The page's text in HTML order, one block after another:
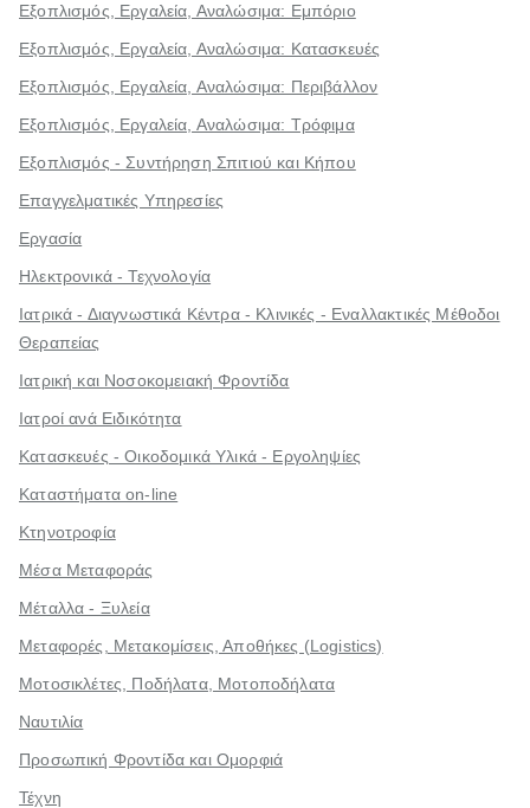
Εξοπλισμός, Εργαλεία, Αναλώσιμα: Εμπόριο
Εξοπλισμός, Εργαλεία, Αναλώσιμα: Κατασκευές
Εξοπλισμός, Εργαλεία, Αναλώσιμα: Περιβάλλον
Εξοπλισμός, Εργαλεία, Αναλώσιμα: Τρόφιμα
Εξοπλισμός - Συντήρηση Σπιτιού και Κήπου
Επαγγελματικές Υπηρεσίες
Εργασία
Ηλεκτρονικά - Τεχνολογία
Ιατρικά - Διαγνωστικά Κέντρα - Κλινικές - Εναλλακτικές Μέθοδοι
Θεραπείας
Ιατρική και Νοσοκομειακή Φροντίδα
Ιατροί ανά Ειδικότητα
Κατασκευές - Οικοδομικά Υλικά - Εργοληψίες
Καταστήματα on-line
Κτηνοτροφία
Μέσα Μεταφοράς
Μέταλλα - Ξυλεία
Μεταφορές, Μετακομίσεις, Αποθήκες (Logistics)
Μοτοσικλέτες, Ποδήλατα, Μοτοποδήλατα
Ναυτιλία
Προσωπική Φροντίδα και Ομορφιά
Τέχνη